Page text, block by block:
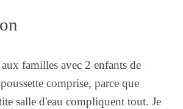
familles avec 2 enfants de
comprise, parce que
salle d'eau compliquent tout. Je